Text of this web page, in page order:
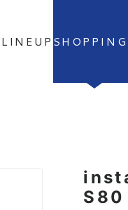
LINEUP SHOPPING
S80